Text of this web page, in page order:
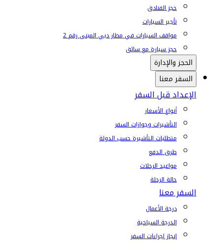
حجز الفنادق
تأجير السيارات
مواقف السيارات في مطار دبي المبنى رقم 2
حجز سيارة مع سائق
الحجز والإدارة
السفر معنا
الإعداد قبل السفر
أنواع الأسعار
التأشيرات وجوازات السفر
متطلبات التأشيرة حسب الدولة
طرق الدفع
مواعيد الرحلات
حالة الرحلة
السفر معنا
درجة الأعمال
الدرجة السياحية
إنجاز إجراءات السفر